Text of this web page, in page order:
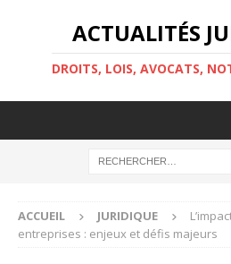
ACTUALITÉS
DROITS, LOIS, AVOCATS,
ACCUEIL JURIDIQUE
entreprises : enjeux et défis majeurs